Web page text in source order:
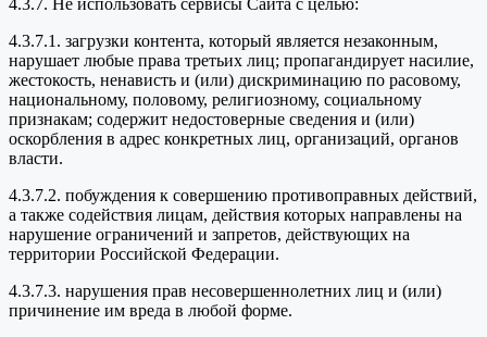
4.3.7. Не использовать сервисы Сайта с целью:
4.3.7.1. загрузки контента, который является незаконным,
нарушает любые права третьих лиц; пропагандирует насилие,
жестокость, ненависть и (или) дискриминацию по расовому,
национальному, половому, религиозному, социальному
признакам; содержит недостоверные сведения и (или)
оскорбления в адрес конкретных лиц, организаций, органов
власти.
4.3.7.2. побуждения к совершению противоправных действий,
а также содействия лицам, действия которых направлены на
нарушение ограничений и запретов, действующих на
территории Российской Федерации.
4.3.7.3. нарушения прав несовершеннолетних лиц и (или)
причинение им вреда в любой форме.